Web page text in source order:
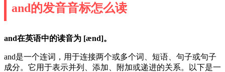
and的发音音标怎么读
and在英语中的读音为 [ænd]。
and是一个连词，用于连接两个或多个词、短语、句子或句子
成分。它用于表示并列、添加、附加或递进的关系。以下是一